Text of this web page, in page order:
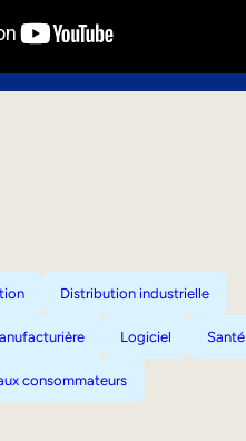
Distribution industrielle
Logiciel Santé
consommateurs